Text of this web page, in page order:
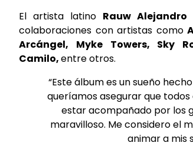
El artista latino Rauw Alejandro
colaboraciones con artistas como
Arcángel, Myke Towers, Sky
Camilo,entre otros.
“Este álbum es un sueño
queríamos asegurar que
estar acompañado por los
maravilloso. Me considero el
animar a mis